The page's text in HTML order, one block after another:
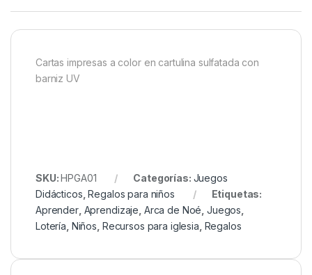
Cartas impresas a color en cartulina sulfatada con
barniz UV
SKU:HPGA01 Categorías: Juegos
Didácticos ,Regalos para niños
Etiquetas:
Aprender, Aprendizaje Arca de Noé ,Juegos
Lotería Niños Recursos para iglesia Regalos